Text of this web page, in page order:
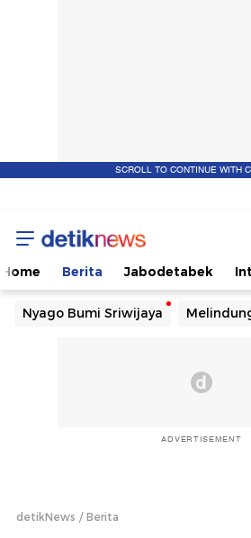
SCROLL TO CONTINUE WITH
Home Berita Jabodetabek
Nyago Bumi Sriwijaya
ADVERTISEMENT
detikNews Berita